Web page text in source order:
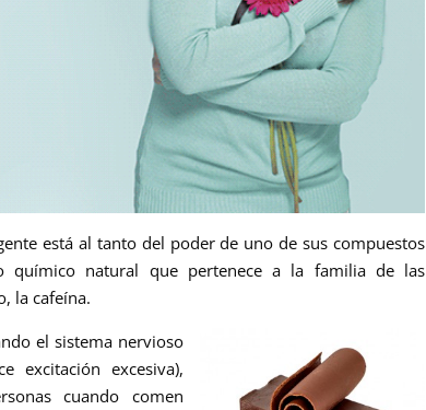
está al tanto del poder de uno de sus compuestos
químico natural que pertenece a la familia de las
la cafeína.
el sistema nervioso
excitación excesiva),
cuando comen